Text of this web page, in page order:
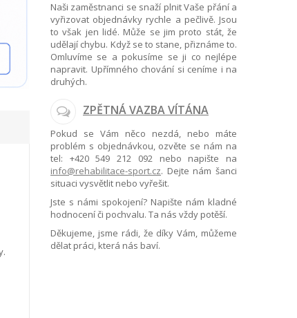
Naši zaměstnanci se snaží plnit Vaše přání a
vyřizovat objednávky rychle a pečlivě. Jsou
to však jen lidé. Může se jim proto stát, že
udělají chybu. Když se to stane, přiznáme to.
Omluvíme se a pokusíme se ji co nejlépe
napravit. Upřímného chování si ceníme i na
druhých.
ZPĚTNÁ VAZBA VÍTÁNA
Pokud se Vám něco nezdá, nebo máte
problém s objednávkou, ozvěte se nám na
tel: +420 549 212 092nebo napište na
info@rehabilitace-sport.cz. Dejte nám šanci
situaci vysvětlit nebo vyřešit.
Jste s námi spokojení? Napište nám kladné
hodnocení či pochvalu. Ta nás vždy potěší.
Děkujeme, jsme rádi, že díky Vám, můžeme
dělat práci, která nás baví.